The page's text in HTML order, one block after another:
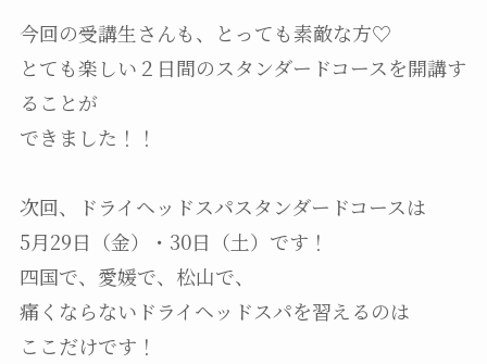
今回の受講生さんも、とっても素敵な方♡
とても楽しい２日間のスタンダードコースを開講す
ることが
できました！！
次回、ドライヘッドスパスタンダードコースは
5月29日（金）・30日（土）です！
四国で、愛媛で、松山で、
痛くならないドライヘッドスパを習えるのは
ここだけです！